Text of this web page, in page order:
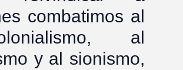
combatimos al
al
y al sionismo,